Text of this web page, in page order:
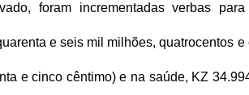
foram incrementadas verbas
e seis mil milhões, quatrocentos
e cinco cêntimo) e na saúde, KZ